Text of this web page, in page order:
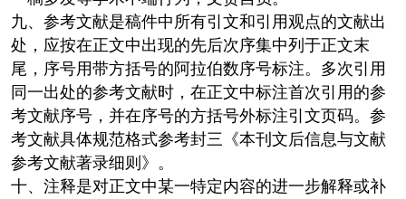
九、参考文献是稿件中所有引文和引用观点的文献出
处，应按在正文中出现的先后次序集中列于正文末
尾，序号用带方括号的阿拉伯数序号标注。多次引用
同一出处的参考文献时，在正文中标注首次引用的参
考文献序号，并在序号的方括号外标注引文页码。参
考文献具体规范格式参考封三《本刊文后信息与文献
参考文献著录细则》。
十、注释是对正文中某一特定内容的进一步解释或补